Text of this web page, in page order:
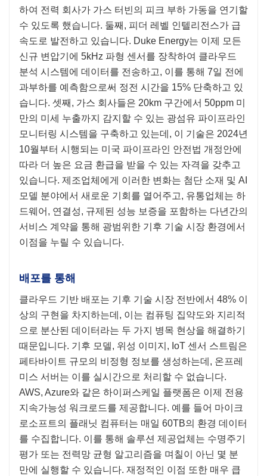
하여 전력 회사가 가스 터빈의 피크 부하 가동을 연기할
수 있도록 했습니다. 둘째, 피더 레벨 인텔리전스가 급
속도로 발전하고 있습니다. Duke Energy는 이제 모든
신규 변압기에 5kHz 파형 센서를 장착하여 클라우드
분석 시스템에 데이터를 전송하고, 이를 통해 7일 전에
과부하를 예측함으로써 정전 시간을 15% 단축하고 있
습니다. 셋째, 가스 회사들은 20km 구간에서 50ppm 미
만의 미세 누출까지 감지할 수 있는 광섬유 파이프라인
모니터링 시스템을 구축하고 있는데, 이 기술은 2024년
10월부터 시행되는 미국 파이프라인 안전법 개정안에
따라 더 높은 요금 환급을 받을 수 있는 자격을 갖추고
있습니다. 제조업체에게 이러한 변화는 첨단 소재 및 AI
모델 분야에서 새로운 기회를 열어주고, 유통업체는 하
드웨어, 연결성, 규제된 성능 보증을 포함하는 다년간의
서비스 계약을 통해 광범위한 기후 기술 시장 환경에서
이점을 누릴 수 있습니다.
배포를 통해
클라우드 기반 배포는 기후 기술 시장 전반에서 48% 이
상의 구현을 차지하는데, 이는 컴퓨팅 집약도와 지리적
으로 분산된 데이터라는 두 가지 병목 현상을 해결하기
때문입니다. 기후 모델, 위성 이미지, IoT 센서 스트림은
페타바이트 규모의 비정형 정보를 생성하는데, 온프레
미스 서버는 이를 실시간으로 처리할 수 없습니다.
AWS, Azure와 같은 하이퍼스케일 플랫폼은 이제 전용
지속가능성 워크로드를 제공합니다. 예를 들어 마이크
로소프트의 플래닛 컴퓨터는 매일 60TB의 환경 데이터
를 수집합니다. 이를 통해 솔루션 제공업체는 수명주기
평가 또는 전력망 균형 알고리즘을 며칠이 아닌 몇 분
만에 실행할 수 있습니다. 재정적인 이점 또한 매우 큽